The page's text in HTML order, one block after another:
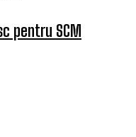
pentru SCM